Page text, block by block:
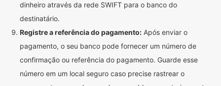
dinheiro através da rede SWIFT para o banco do
destinatário.
Registre a referência do pagamento: Após enviar o
pagamento, o seu banco pode fornecer um número de
confirmação ou referência do pagamento. Guarde esse
número em um local seguro caso precise rastrear o